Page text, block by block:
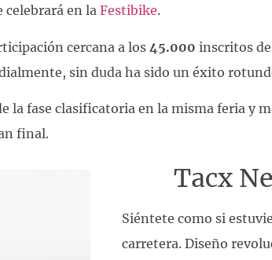
celebrará en la Festibike.
cercana a los45.000 inscritos
sin duda ha sido un éxito
la fase clasificatoria en la misma feria y
final.
Tacx
Siéntete como si
carretera. Diseño